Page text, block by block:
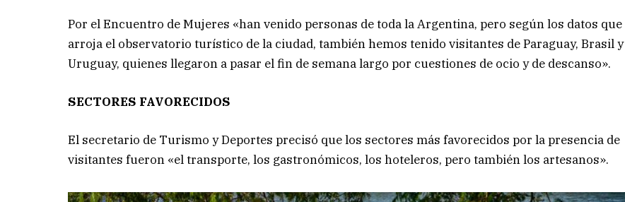
Por el Encuentro de Mujeres «han venido personas de toda la Argentina, pero según los datos que
arroja el observatorio turístico de la ciudad, también hemos tenido visitantes de Paraguay, Brasil y
Uruguay, quienes llegaron a pasar el fin de semana largo por cuestiones de ocio y de descanso».
SECTORES FAVORECIDOS
El secretario de Turismo y Deportes precisó que los sectores más favorecidos por la presencia de
visitantes fueron «el transporte, los gastronómicos, los hoteleros, pero también los artesanos».